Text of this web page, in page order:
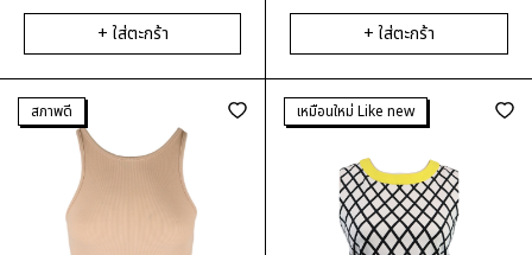
+ ใส่ตะกร้า + ใส่ตะกร้า
สภาพดี เหมือนใหม่ Like new